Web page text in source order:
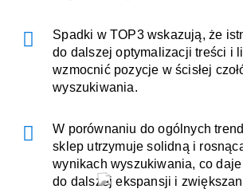
Spadki w TOP3 wskazują, że
do dalszej optymalizacji treści i
wzmocnić pozycje w ścisłej
wyszukiwania.
W porównaniu do ogólnych
sklep utrzymuje solidną i
wynikach wyszukiwania, co
do dalszej ekspansji i